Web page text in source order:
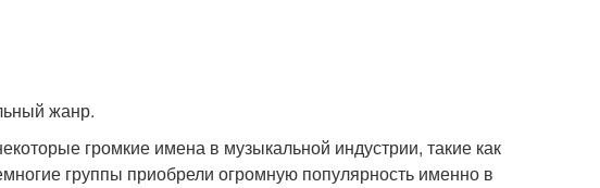
жанр.
громкие имена в музыкальной индустрии, такие как
группы приобрели огромную популярность именно в